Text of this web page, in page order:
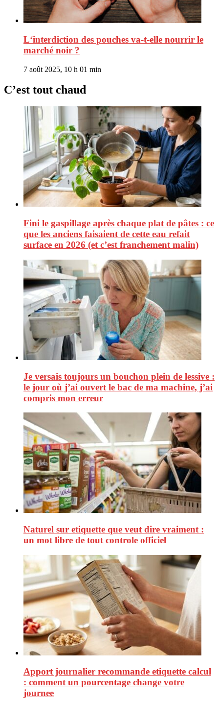
L‘interdiction des pouches va-t-elle nourrir le
marché noir ?
7 août 2025, 10 h 01 min
C’est tout chaud
Fini le gaspillage après chaque plat de pâtes : ce
que les anciens faisaient de cette eau refait
surface en 2026 (et c’est franchement malin)
Je versais toujours un bouchon plein de lessive :
le jour où j’ai ouvert le bac de ma machine, j’ai
compris mon erreur
Naturel sur etiquette que veut dire vraiment :
un mot libre de tout controle officiel
Apport journalier recommande etiquette calcul
: comment un pourcentage change votre
journee